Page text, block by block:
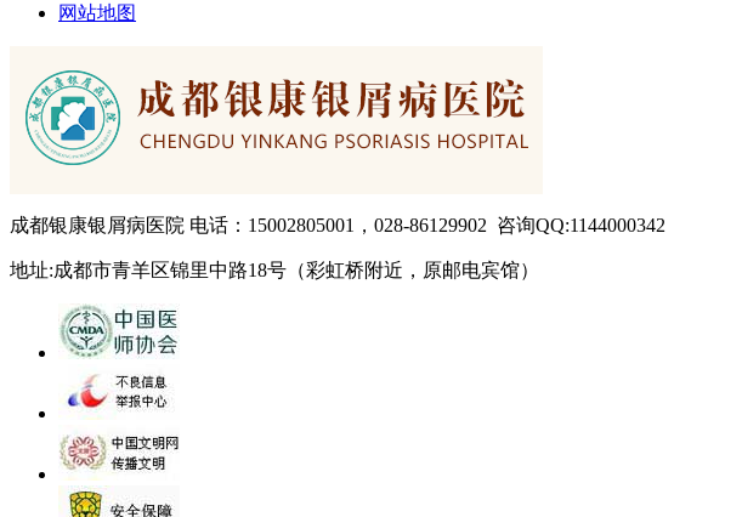
网站地图
成都银康银屑病医院 电话：15002805001，028-86129902 咨询QQ:1144000342
地址:成都市青羊区锦里中路18号（彩虹桥附近，原邮电宾馆）